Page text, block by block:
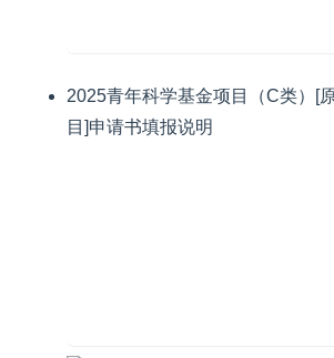
2025青年科学基金项目（C类）[
目]申请书填报说明